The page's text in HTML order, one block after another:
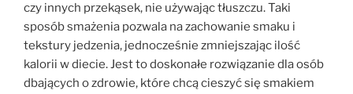
czy innych przekąsek, nie używając tłuszczu. Taki
sposób smażenia pozwala na zachowanie smaku i
tekstury jedzenia, jednocześnie zmniejszając ilość
kalorii w diecie. Jest to doskonałe rozwiązanie dla osób
dbających o zdrowie, które chcą cieszyć się smakiem